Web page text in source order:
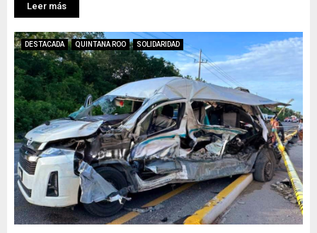
Leer más
DESTACADA QUINTANA ROO SOLIDARIDAD